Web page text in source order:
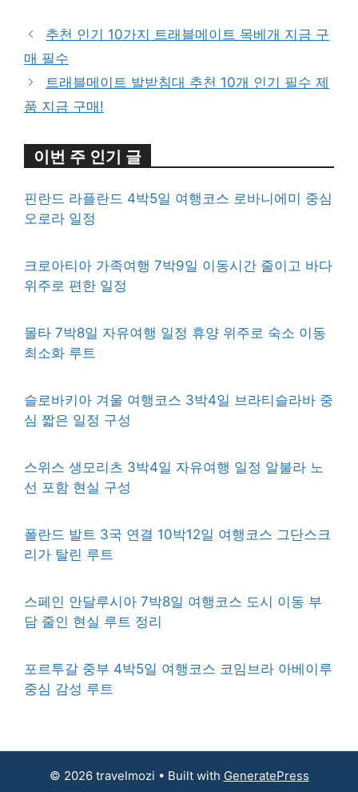
추천 인기 10가지 트래블메이트 목베개 지금 구
매 필수
트래블메이트 발받침대 추천 10개 인기 필수 제
품 지금 구매!
이번 주 인기 글
핀란드 라플란드 4박5일 여행코스 로바니에미 중심
오로라 일정
크로아티아 가족여행 7박9일 이동시간 줄이고 바다
위주로 편한 일정
몰타 7박8일 자유여행 일정 휴양 위주로 숙소 이동
최소화 루트
슬로바키아 겨울 여행코스 3박4일 브라티슬라바 중
심 짧은 일정 구성
스위스 생모리츠 3박4일 자유여행 일정 알불라 노
선 포함 현실 구성
폴란드 발트 3국 연결 10박12일 여행코스 그단스크
리가 탈린 루트
스페인 안달루시아 7박8일 여행코스 도시 이동 부
담 줄인 현실 루트 정리
포르투갈 중부 4박5일 여행코스 코임브라 아베이루
중심 감성 루트
© 2026 travelmozi • Built with GeneratePress